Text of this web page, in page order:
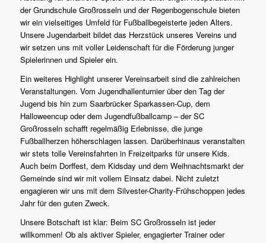
der Grundschule Großrosseln und der Regenbogenschule bieten
wir ein vielseitiges Umfeld für Fußballbegeisterte jeden Alters.
Unsere Jugendarbeit bildet das Herzstück unseres Vereins und
wir setzen uns mit voller Leidenschaft für die Förderung junger
Spielerinnen und Spieler ein.
Ein weiteres Highlight unserer Vereinsarbeit sind die zahlreichen
Veranstaltungen. Vom Jugendhallenturnier über den Tag der
Jugend bis hin zum Saarbrücker Sparkassen-Cup, dem
Halloweencup oder dem Jugendfußballcamp – der SC
Großrosseln schafft regelmäßig Erlebnisse, die junge
Fußballherzen höherschlagen lassen. Darüberhinaus veranstalten
wir stets tolle Vereinsfahrten in Freizeitparks für unsere Kids.
Auch beim Dorffest, dem Kidsday und dem Weihnachtsmarkt der
Gemeinde sind wir mit vollem Einsatz dabei. Nicht zuletzt
engagieren wir uns mit dem Silvester-Charity-Frühschoppen jedes
Jahr für den guten Zweck.
Unsere Botschaft ist klar: Beim SC Großrosseln ist jeder
willkommen! Ob als aktiver Spieler, engagierter Trainer oder